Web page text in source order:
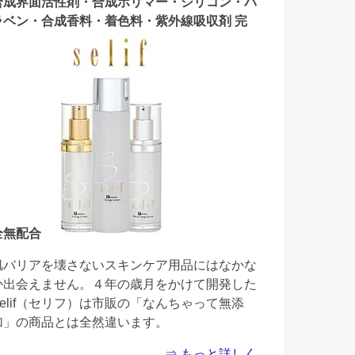
ベン・合成香料・着色料・紫外線吸収剤 完
無配合
バリアを壊さないスキンケア用品にはなかな
出会えません。４年の歳月をかけて開発した
（セリフ）は市販の「なんちゃって無添
」の商品とは全然違います。